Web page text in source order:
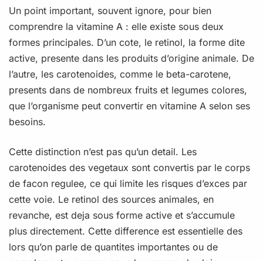
Un point important, souvent ignore, pour bien
comprendre la vitamine A : elle existe sous deux
formes principales. D’un cote, le retinol, la forme dite
active, presente dans les produits d’origine animale. De
l’autre, les carotenoides, comme le beta-carotene,
presents dans de nombreux fruits et legumes colores,
que l’organisme peut convertir en vitamine A selon ses
besoins.
Cette distinction n’est pas qu’un detail. Les
carotenoides des vegetaux sont convertis par le corps
de facon regulee, ce qui limite les risques d’exces par
cette voie. Le retinol des sources animales, en
revanche, est deja sous forme active et s’accumule
plus directement. Cette difference est essentielle des
lors qu’on parle de quantites importantes ou de